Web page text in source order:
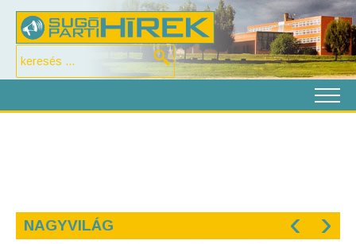
NAGYVILÁG ‹ ›